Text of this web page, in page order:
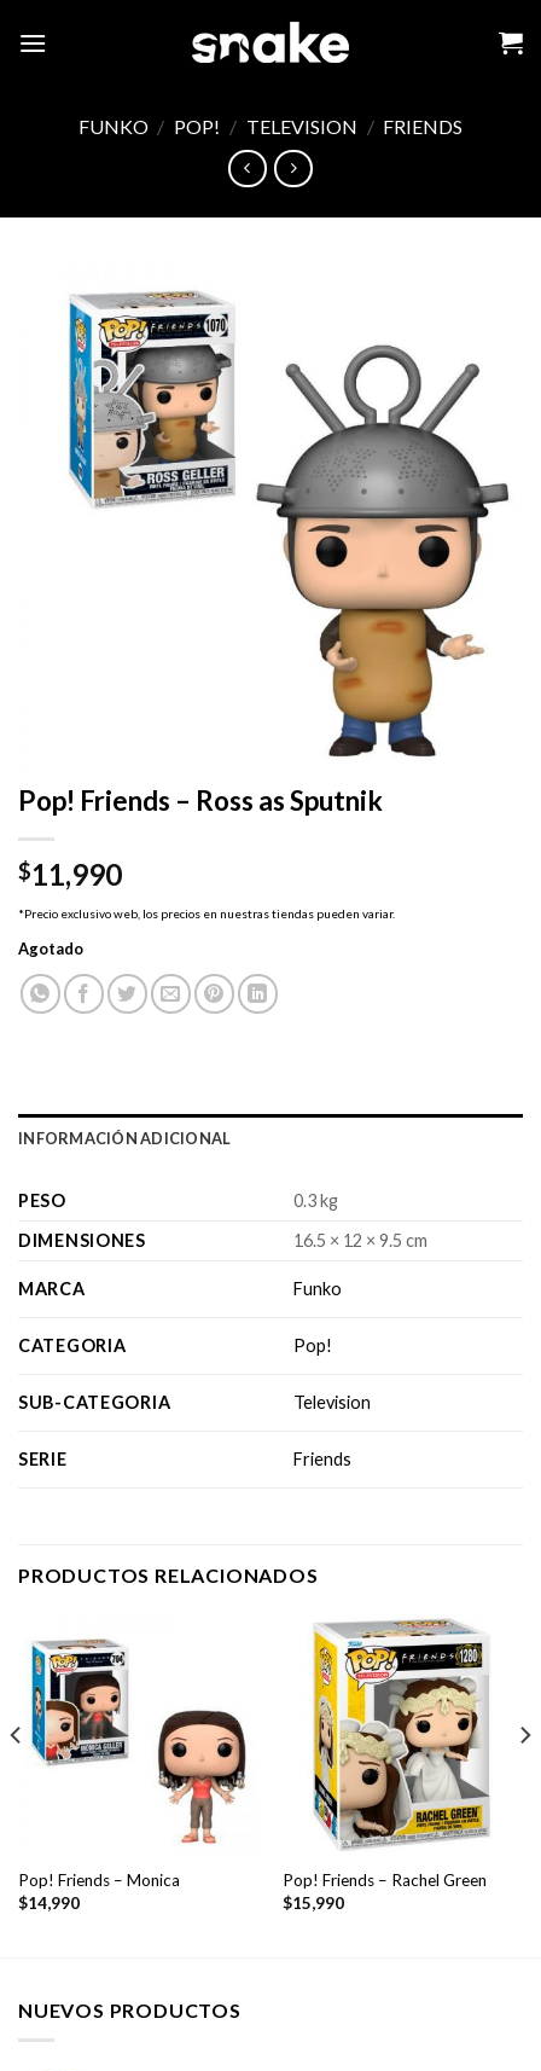
FUNKO / POP! / TELEVISION / FRIENDS
Pop! Friends – Ross as Sputnik
$11,990
*Precio exclusivo web, los precios en nuestras tiendas pueden variar.
Agotado
INFORMACIÓN ADICIONAL
PESO
0.3 kg
DIMENSIONES
16.5 × 12 × 9.5 cm
MARCA Funko
CATEGORIA Pop!
SUB-CATEGORIA Television
SERIE Friends
PRODUCTOS RELACIONADOS
Pop! Friends – Monica
$14,990
Pop! Friends – Rachel Green
$15,990
NUEVOS PRODUCTOS